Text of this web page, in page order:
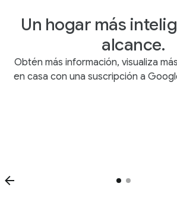
Un hogar más
alcance.
Obtén más información, visualiza
en casa con una suscripción a